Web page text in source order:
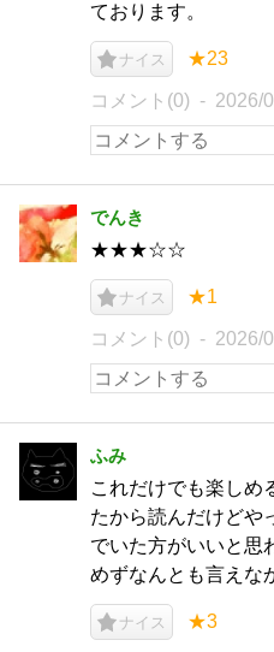
ております。
ナイス ★23
コメント(0) 2026/
でんき
★★★☆☆
ナイス ★1
コメント(0) 2026/
ふみ
これだけでも楽しめ
たから読んだけどや
でいた方がいいと思
めずなんとも言えな
ナイス ★3